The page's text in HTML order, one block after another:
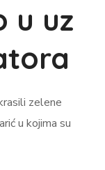
u uz
zelene
u kojima su